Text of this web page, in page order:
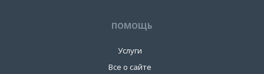
ПОМОЩЬ
Услуги
Все о сайте